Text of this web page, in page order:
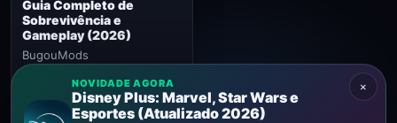
Guia Completo de
Sobrevivência e
Gameplay (2026)
BugouMods
★ Novo
0 downloads
×
NOVIDADE AGORA
Disney Plus: Marvel, Star Wars e
Esportes (Atualizado 2026)